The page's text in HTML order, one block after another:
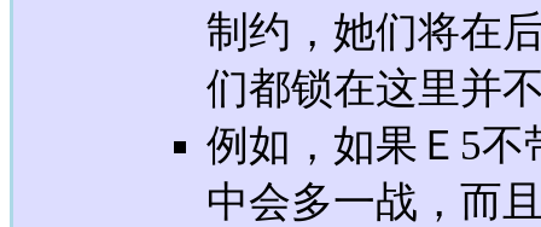
制约，她们将在
们都锁在这里并
例如，如果Ｅ5
中会多一战，而